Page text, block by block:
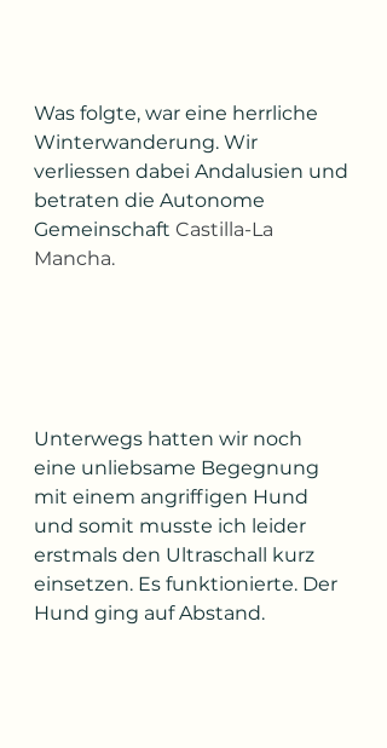
Was folgte, war eine herrliche
Winterwanderung. Wir
verliessen dabei Andalusien und
betraten die Autonome
Gemeinschaft Castilla-La
Mancha.
Unterwegs hatten wir noch
eine unliebsame Begegnung
mit einem angriffigen Hund
und somit musste ich leider
erstmals den Ultraschall kurz
einsetzen. Es funktionierte. Der
Hund ging auf Abstand.